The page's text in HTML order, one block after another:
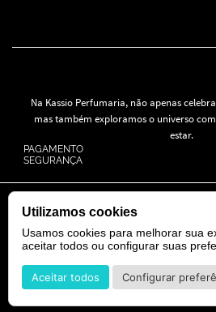
Na Kassio Perfumaria, não apenas
mas também exploramos o universo
estar.
PAGAMENTO
SEGURANÇA
© 2024 Todos os direitos reservados.
KASSIO MOREIRA GRANADO LTDA | CNPJ:
Rua Tapajós n° 481- Edifício B&B Business -
Goiânia - GO
POWERED BY DEVELOPED BY
Utilizamos cookies
Usamos cookies para melhorar sua
aceitar todos ou configurar suas
Aceitar todos Configurar